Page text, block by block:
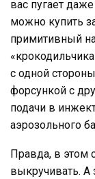
вас пугает
можно купить
примитивный
с одной
форсункой с
подачи в
аэрозольного
Правда, в этом
выкручивать. А